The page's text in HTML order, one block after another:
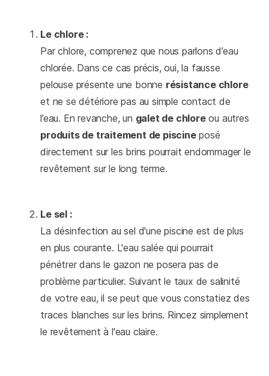
Le chlore :
Par chlore, comprenez que nous parlons d’eau
chlorée. Dans ce cas précis, oui, la fausse
pelouse présente une bonne résistance chlore
et ne se détériore pas au simple contact de
l’eau. En revanche, un galet de chloreou autres
produits de traitement de piscineposé
directement sur les brins pourrait endommager le
revêtement sur le long terme.
Le sel :
La désinfection au sel d'une piscine est de plus
en plus courante. L'eau salée qui pourrait
pénétrer dans le gazon ne posera pas de
problème particulier. Suivant le taux de salinité
de votre eau, il se peut que vous constatiez des
traces blanches sur les brins. Rincez simplement
le revêtement à l'eau claire.